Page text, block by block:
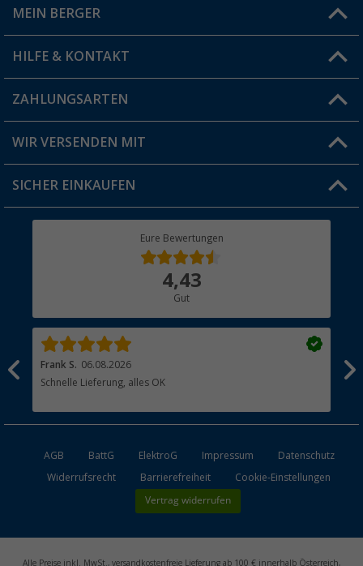
Filiale finden
MEIN BERGER
Vorteilskarte
Blog
Jobs & Karriere
HILFE & KONTAKT
FAQ & Kontakt
Versandinformationen
Rücksendung
ZAHLUNGSARTEN
WIR VERSENDEN MIT
SICHER EINKAUFEN
Eure Bewertungen
4,43
Gut
Frank S. 06.08.2026
Schnelle Lieferung, alles OK
AGB BattG ElektroG Impressum
Datenschutz
Widerrufsrecht
Barrierefreiheit Cookie-Einstellungen
Vertrag widerrufen
Alle Preise inkl. MwSt., versandkostenfreie Lieferung ab 100 € innerhalb Österreich,